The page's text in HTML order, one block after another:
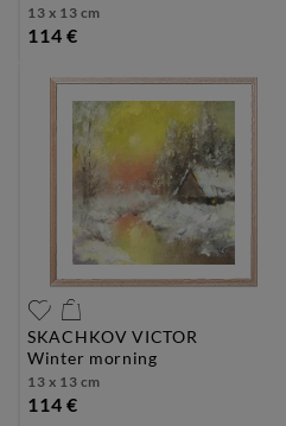
13 x 13 cm
114 €
SKACHKOV VICTOR
winter morning
13 x 13 cm
114 €